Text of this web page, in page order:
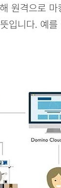
원격으로
입니다. 예